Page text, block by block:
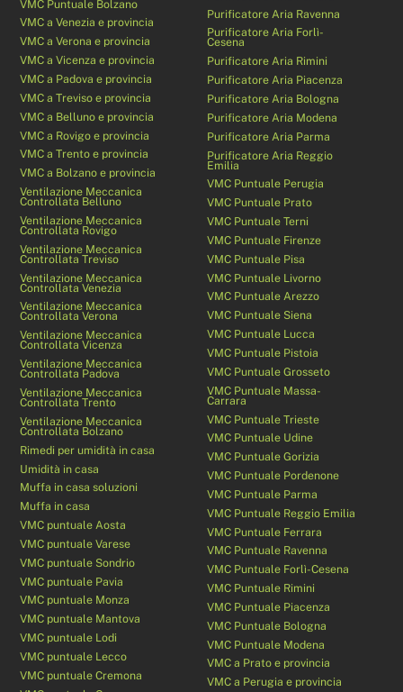
VMC Puntuale Bolzano
VMC a Venezia e provincia
VMC a Verona e provincia
VMC a Vicenza e provincia
VMC a Padova e provincia
VMC a Treviso e provincia
VMC a Belluno e provincia
VMC a Rovigo e provincia
VMC a Trento e provincia
VMC a Bolzano e provincia
Ventilazione Meccanica
Controllata Belluno
Ventilazione Meccanica
Controllata Rovigo
Ventilazione Meccanica
Controllata Treviso
Ventilazione Meccanica
Controllata Venezia
Ventilazione Meccanica
Controllata Verona
Ventilazione Meccanica
Controllata Vicenza
Ventilazione Meccanica
Controllata Padova
Ventilazione Meccanica
Controllata Trento
Ventilazione Meccanica
Controllata Bolzano
Rimedi per umidità in casa
Umidità in casa
Muffa in casa soluzioni
Muffa in casa
VMC puntuale Aosta
VMC puntuale Varese
VMC puntuale Sondrio
VMC puntuale Pavia
VMC puntuale Monza
VMC puntuale Mantova
VMC puntuale Lodi
VMC puntuale Lecco
VMC puntuale Cremona
Purificatore Aria Ravenna
Purificatore Aria Forlì-
Cesena
Purificatore Aria Rimini
Purificatore Aria Piacenza
Purificatore Aria Bologna
Purificatore Aria Modena
Purificatore Aria Parma
Purificatore Aria Reggio
Emilia
VMC Puntuale Perugia
VMC Puntuale Prato
VMC Puntuale Terni
VMC Puntuale Firenze
VMC Puntuale Pisa
VMC Puntuale Livorno
VMC Puntuale Arezzo
VMC Puntuale Siena
VMC Puntuale Lucca
VMC Puntuale Pistoia
VMC Puntuale Grosseto
VMC Puntuale Massa-
Carrara
VMC Puntuale Trieste
VMC Puntuale Udine
VMC Puntuale Gorizia
VMC Puntuale Pordenone
VMC Puntuale Parma
VMC Puntuale Reggio Emilia
VMC Puntuale Ferrara
VMC Puntuale Ravenna
VMC Puntuale Forlì-Cesena
VMC Puntuale Rimini
VMC Puntuale Piacenza
VMC Puntuale Bologna
VMC Puntuale Modena
VMC a Prato e provincia
VMC a Perugia e provincia